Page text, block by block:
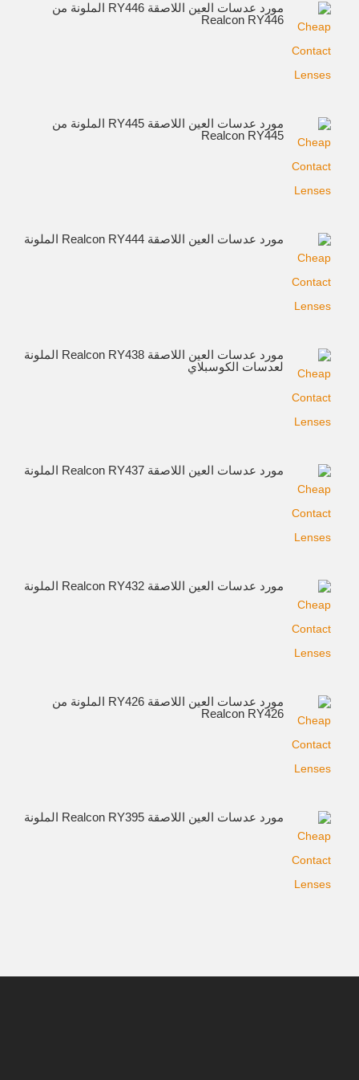
مورد عدسات العين اللاصقة RY446 الملونة من
Realcon RY446
مورد عدسات العين اللاصقة RY445 الملونة من
Realcon RY445
مورد عدسات العين اللاصقة Realcon RY444 الملونة
مورد عدسات العين اللاصقة Realcon RY438 الملونة
لعدسات الكوسبلاي
مورد عدسات العين اللاصقة Realcon RY437 الملونة
مورد عدسات العين اللاصقة Realcon RY432 الملونة
مورد عدسات العين اللاصقة RY426 الملونة من
Realcon RY426
مورد عدسات العين اللاصقة Realcon RY395 الملونة